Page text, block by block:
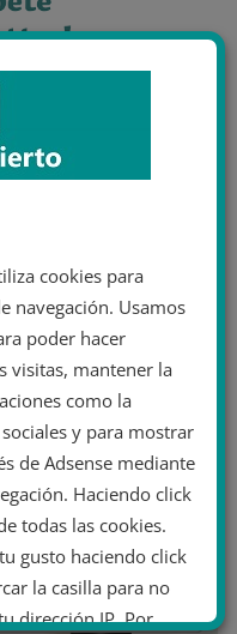
cookies para
navegación. Usamos
poder hacer
visitas, mantener la
como la
y para mostrar
de Adsense mediante
Haciendo click
todas las cookies.
gusto haciendo click
la casilla para no
dirección IP. Por